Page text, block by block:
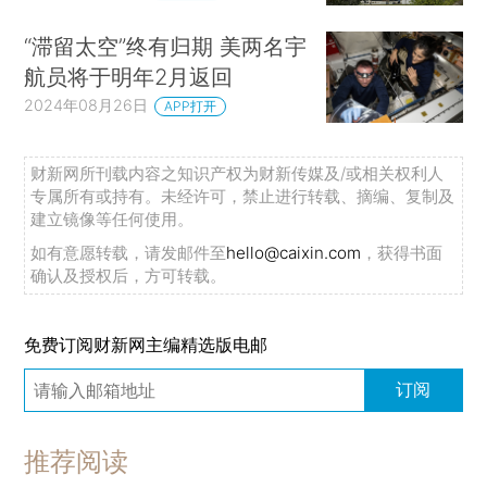
“滞留太空”终有归期 美两名宇
航员将于明年2月返回
2024年08月26日 APP打开
财新网所刊载内容之知识产权为财新传媒及/或相关权利人
专属所有或持有。未经许可，禁止进行转载、摘编、复制及
建立镜像等任何使用。
如有意愿转载，请发邮件至hello@caixin.com ，获得书面
确认及授权后，方可转载。
免费订阅财新网主编精选版电邮
订阅
推荐阅读